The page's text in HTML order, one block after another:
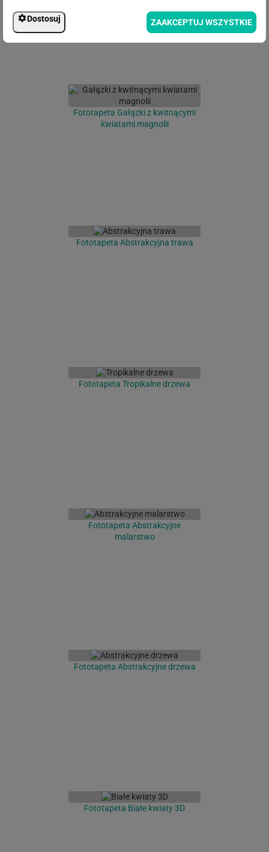
Fototapeta Gałązki z kwitnącymi
kwiatami magnolii
Fototapeta Abstrakcyjna trawa
Fototapeta Tropikalne drzewa
Fototapeta Abstrakcyjne
malarstwo
Fototapeta Abstrakcyjne drzewa
Fototapeta Białe kwiaty 3D
Dostosuj ZAAKCEPTUJ WSZYSTKIE